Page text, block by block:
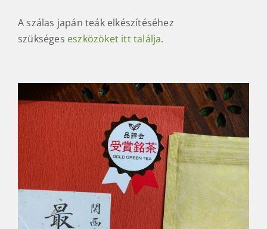
A szálas japán teák elkészítéséhez
szükséges eszközöket itt találja.